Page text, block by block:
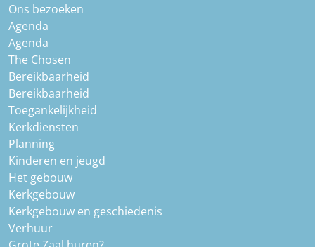
Ons bezoeken
Agenda
Agenda
The Chosen
Bereikbaarheid
Bereikbaarheid
Toegankelijkheid
Kerkdiensten
Planning
Kinderen en jeugd
Het gebouw
Kerkgebouw
Kerkgebouw en geschiedenis
Verhuur